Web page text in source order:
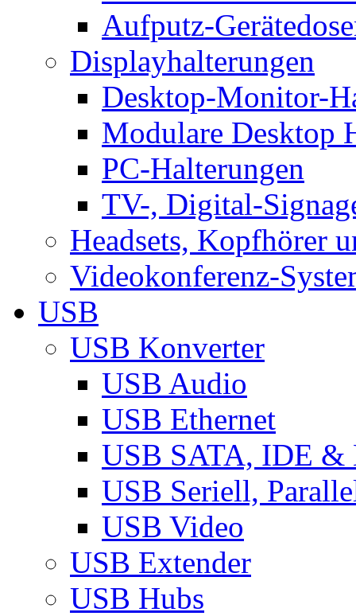
Aufputz-
Displayhalterungen
Desktop-Monitor-
Modulare Desktop
PC-Halterungen
TV-, Digital-
Headsets, Kopfhörer
Videokonferenz-
USB
USB Konverter
USB Audio
USB Ethernet
USB SATA, IDE &
USB Seriell,
USB Video
USB Extender
USB Hubs